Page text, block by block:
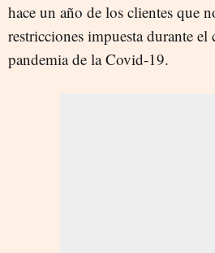
hace un año de los clientes que
restricciones impuesta durante
pandemia de la Covid-19.